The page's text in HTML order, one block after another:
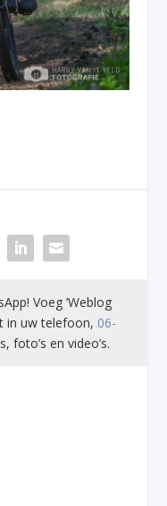
Voeg ’Weblog
in uw telefoon, 06-
foto’s en video’s.